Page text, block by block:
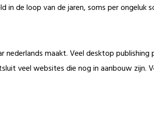
in de loop van de jaren, soms per ongeluk
maakt. Veel desktop
veel websites die nog in aanbouw